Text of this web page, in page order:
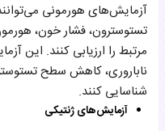
آزمایش‌های هورمونی
تستوسترون، فشار خون،
مرتبط را ارزیابی کنند. این
ناباروری، کاهش سطح
شناسایی کنند.
آزمایش‌های ژنتیکی